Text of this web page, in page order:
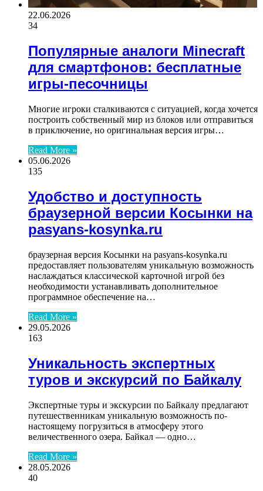
22.06.2026
34
Популярные аналоги Minecraft
для смартфонов: бесплатные
игры-песочницы
Многие игроки сталкиваются с ситуацией, когда хочется
построить собственный мир из блоков или отправиться
в приключение, но оригинальная версия игры…
Read More »
05.06.2026
135
Удобство и доступность
браузерной версии Косынки на
pasyans-kosynka.ru
браузерная версия Косынки на pasyans-kosynka.ru
предоставляет пользователям уникальную возможность
наслаждаться классической карточной игрой без
необходимости устанавливать дополнительное
программное обеспечение на…
Read More »
29.05.2026
163
Уникальность экспертных
туров и экскурсий по Байкалу
Экспертные туры и экскурсии по Байкалу предлагают
путешественникам уникальную возможность по-
настоящему погрузиться в атмосферу этого
величественного озера. Байкал — одно…
Read More »
28.05.2026
40